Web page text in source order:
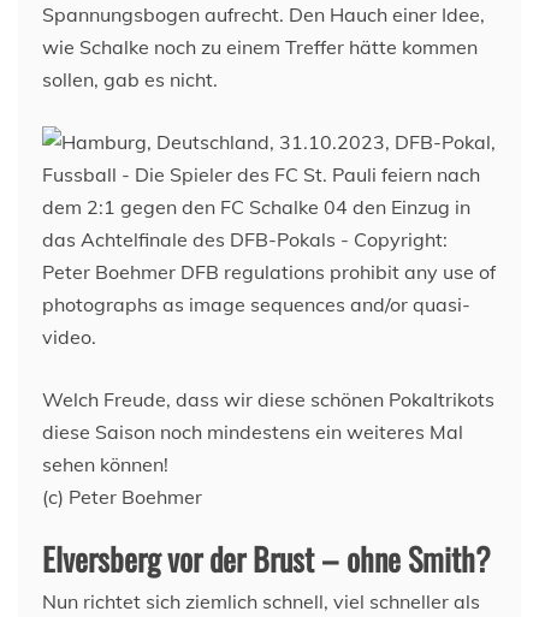
Spannungsbogen aufrecht. Den Hauch einer Idee,
wie Schalke noch zu einem Treffer hätte kommen
sollen, gab es nicht.
Welch Freude, dass wir diese schönen Pokaltrikots
diese Saison noch mindestens ein weiteres Mal
sehen können!
(c) Peter Boehmer
Elversberg vor der Brust – ohne Smith?
Nun richtet sich ziemlich schnell, viel schneller als